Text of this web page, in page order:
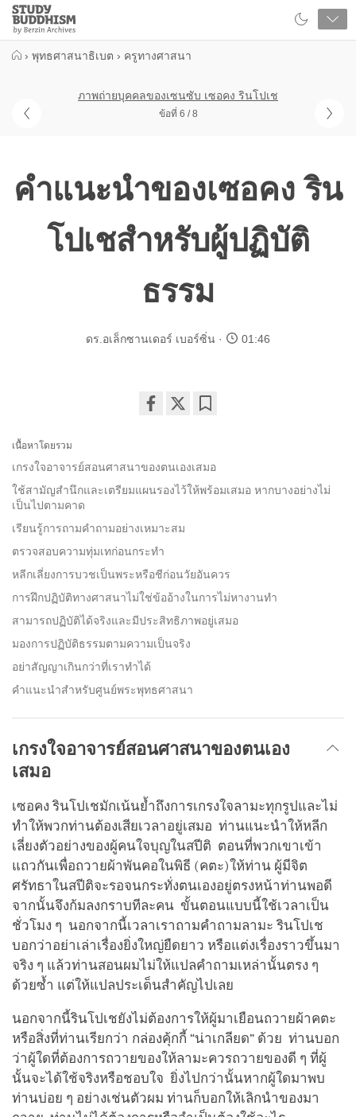
Close
Study
Buddhism
› พุทธศาสนาธิเบต › ครูทางศาสนา
ภาพถ่ายบุคคลของเซนซับ เซอคง รินโปเช
ข้อที่ 6 / 8
คำแนะนำของเซอคง ริน
โปเชสำหรับผู้ปฏิบัติ
ธรรม
ดร.อเล็กซานเดอร์ เบอร์ซิ่น 01:46
facebook
เนื้อหาโดยรวม
เกรงใจอาจารย์สอนศาสนาของตนเองเสมอ
ใช้สามัญสำนึกและเตรียมแผนรองไว้ให้พร้อมเสมอ หากบางอย่างไม่
เป็นไปตามคาด
เรียนรู้การถามคำถามอย่างเหมาะสม
ตรวจสอบความทุ่มเทก่อนกระทำ
หลีกเลี่ยงการบวชเป็นพระหรือชีก่อนวัยอันควร
การฝึกปฏิบัติทางศาสนาไม่ใช่ข้ออ้างในการไม่หางานทำ
สามารถปฏิบัติได้จริงและมีประสิทธิภาพอยู่เสมอ
มองการปฏิบัติธรรมตามความเป็นจริง
อย่าสัญญาเกินกว่าที่เราทำได้
คำแนะนำสำหรับศูนย์พระพุทธศาสนา
เกรงใจอาจารย์สอนศาสนาของตนเอง
เสมอ
เซอคง รินโปเชมักเน้นย้ำถึงการเกรงใจลามะทุกรูปและไม่
ทำให้พวกท่านต้องเสียเวลาอยู่เสมอ ท่านแนะนำให้หลีก
เลี่ยงตัวอย่างของผู้คนใจบุญในสปีติ ตอนที่พวกเขาเข้า
แถวกันเพื่อถวายผ้าพันคอในพิธี (คตะ)ให้ท่าน ผู้มีจิต
ศรัทธาในสปีติจะรอจนกระทั่งตนเองอยู่ตรงหน้าท่านพอดี
จากนั้นจึงก้มลงกราบทีละคน ขั้นตอนแบบนี้ใช้เวลาเป็น
ชั่วโมง ๆ นอกจากนี้เวลาเราถามคำถามลามะ รินโปเช
บอกว่าอย่าเล่าเรื่องยิ่งใหญ่ยืดยาว หรือแต่งเรื่องราวขึ้นมา
จริง ๆ แล้วท่านสอนผมไม่ให้แปลคำถามเหล่านั้นตรง ๆ
ด้วยซ้ำ แต่ให้แปลประเด็นสำคัญไปเลย
นอกจากนี้รินโปเชยังไม่ต้องการให้ผู้มาเยือนถวายผ้าคตะ
หรือสิ่งที่ท่านเรียกว่า กล่องคุ้กกี้ “น่าเกลียด” ด้วย ท่านบอก
ว่าผู้ใดที่ต้องการถวายของให้ลามะควรถวายของดี ๆ ที่ผู้
นั้นจะได้ใช้จริงหรือชอบใจ ยิ่งไปกว่านั้นหากผู้ใดมาพบ
ท่านบ่อย ๆ อย่างเช่นตัวผม ท่านก็บอกให้เลิกนำของมา